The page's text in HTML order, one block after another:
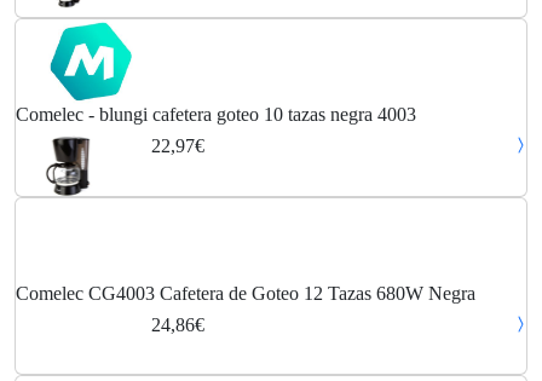
Comelec - blungi cafetera goteo 10 tazas negra 4003
22,97€
Comelec CG4003 Cafetera de Goteo 12 Tazas 680W Negra
24,86€